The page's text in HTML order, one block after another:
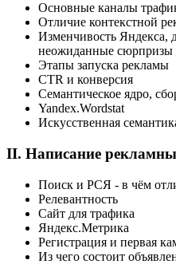
Основные каналы
Отличие контекстной
Изменчивость Яндекса,
неожиданные сюрпризы
Этапы запуска рекламы
CTR и конверсия
Семантическое ядро,
Yandex.Wordstat
Искусственная
II. Написание
Поиск и РСЯ - в чём
Релевантность
Сайт для трафика
Яндекс.Метрика
Регистрация и первая
Из чего состоит